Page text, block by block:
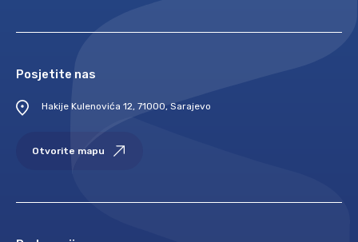
Posjetite nas
Hakije Kulenovića 12, 71000, Sarajevo
Otvorite mapu